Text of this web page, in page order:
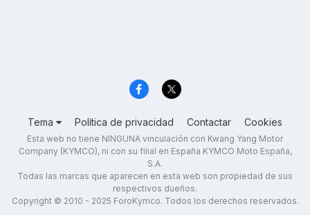
Tema Política de privacidad Contactar Cookies
Esta web no tiene NINGUNA vinculación con Kwang Yang Motor
Company (KYMCO), ni con su filial en España KYMCO Moto España,
S.A.
Todas las marcas que aparecen en esta web son propiedad de sus
respectivos dueños.
Copyright © 2010 - 2025 ForoKymco. Todos los derechos reservados.